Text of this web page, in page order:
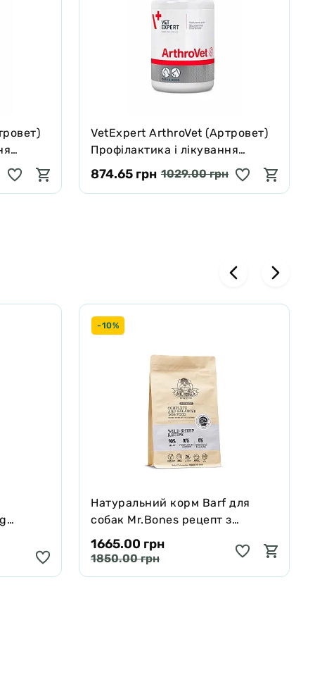
VetExpert ArthroVet (Артровет)
Профілактика і лікування
порушень функцій суглобових
хрящів і суглобів 90 табл
874.65 грн 1029.00 грн
250 мл
-10%
Натуральний корм Barf для
собак Mr.Bones рецепт з
Муфлона 1 кг
1665.00 грн
1850.00 грн